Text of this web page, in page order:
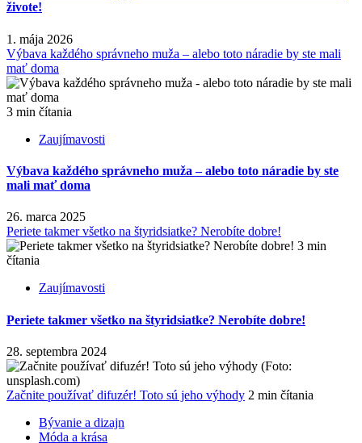
živote!
1. mája 2026
Výbava každého správneho muža – alebo toto náradie by ste mali
mať doma
3 min čítania
Zaujímavosti
Výbava každého správneho muža – alebo toto náradie by ste
mali mať doma
26. marca 2025
Periete takmer všetko na štyridsiatke? Nerobíte dobre!
3 min
čítania
Zaujímavosti
Periete takmer všetko na štyridsiatke? Nerobíte dobre!
28. septembra 2024
Začnite používať difuzér! Toto sú jeho výhody 2 min čítania
Bývanie a dizajn
Móda a krása